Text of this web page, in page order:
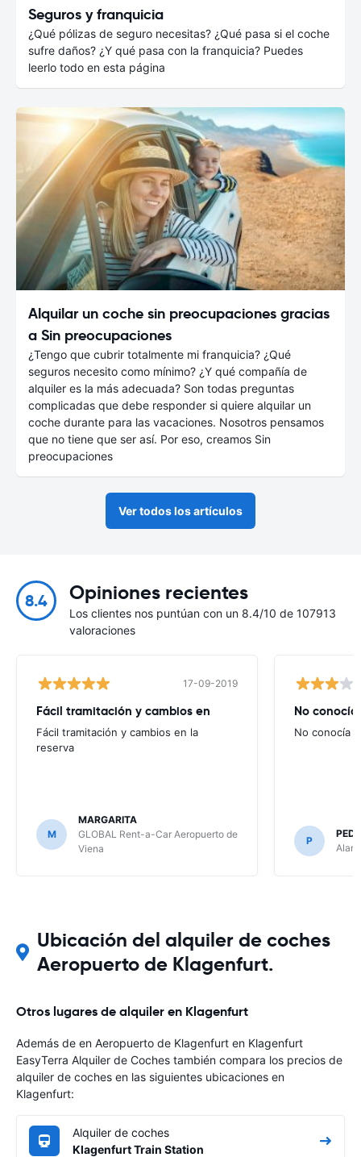
Seguros y franquicia
¿Qué pólizas de seguro necesitas? ¿Qué pasa si el coche
sufre daños? ¿Y qué pasa con la franquicia? Puedes
leerlo todo en esta página
Alquilar un coche sin preocupaciones gracias
a Sin preocupaciones
¿Tengo que cubrir totalmente mi franquicia? ¿Qué
seguros necesito como mínimo? ¿Y qué compañía de
alquiler es la más adecuada? Son todas preguntas
complicadas que debe responder si quiere alquilar un
coche durante para las vacaciones. Nosotros pensamos
que no tiene que ser así. Por eso, creamos Sin
preocupaciones
Ver todos los artículos
8.4 Opiniones recientes
Los clientes nos puntúan con un 8.4/10 de 107913
valoraciones
17-09-2019
Fácil tramitación y cambios en
Fácil tramitación y cambios en la
reserva
M
MARGARITA
GLOBAL Rent-a-Car Aeropuerto de
Viena
No
No conocía
P
Ubicación del alquiler de coches
Aeropuerto de Klagenfurt.
Otros lugares de alquiler en Klagenfurt
Además de en Aeropuerto de Klagenfurt en Klagenfurt
EasyTerra Alquiler de Coches también compara los precios de
alquiler de coches en las siguientes ubicaciones en
Klagenfurt:
Alquiler de coches
Klagenfurt Train Station